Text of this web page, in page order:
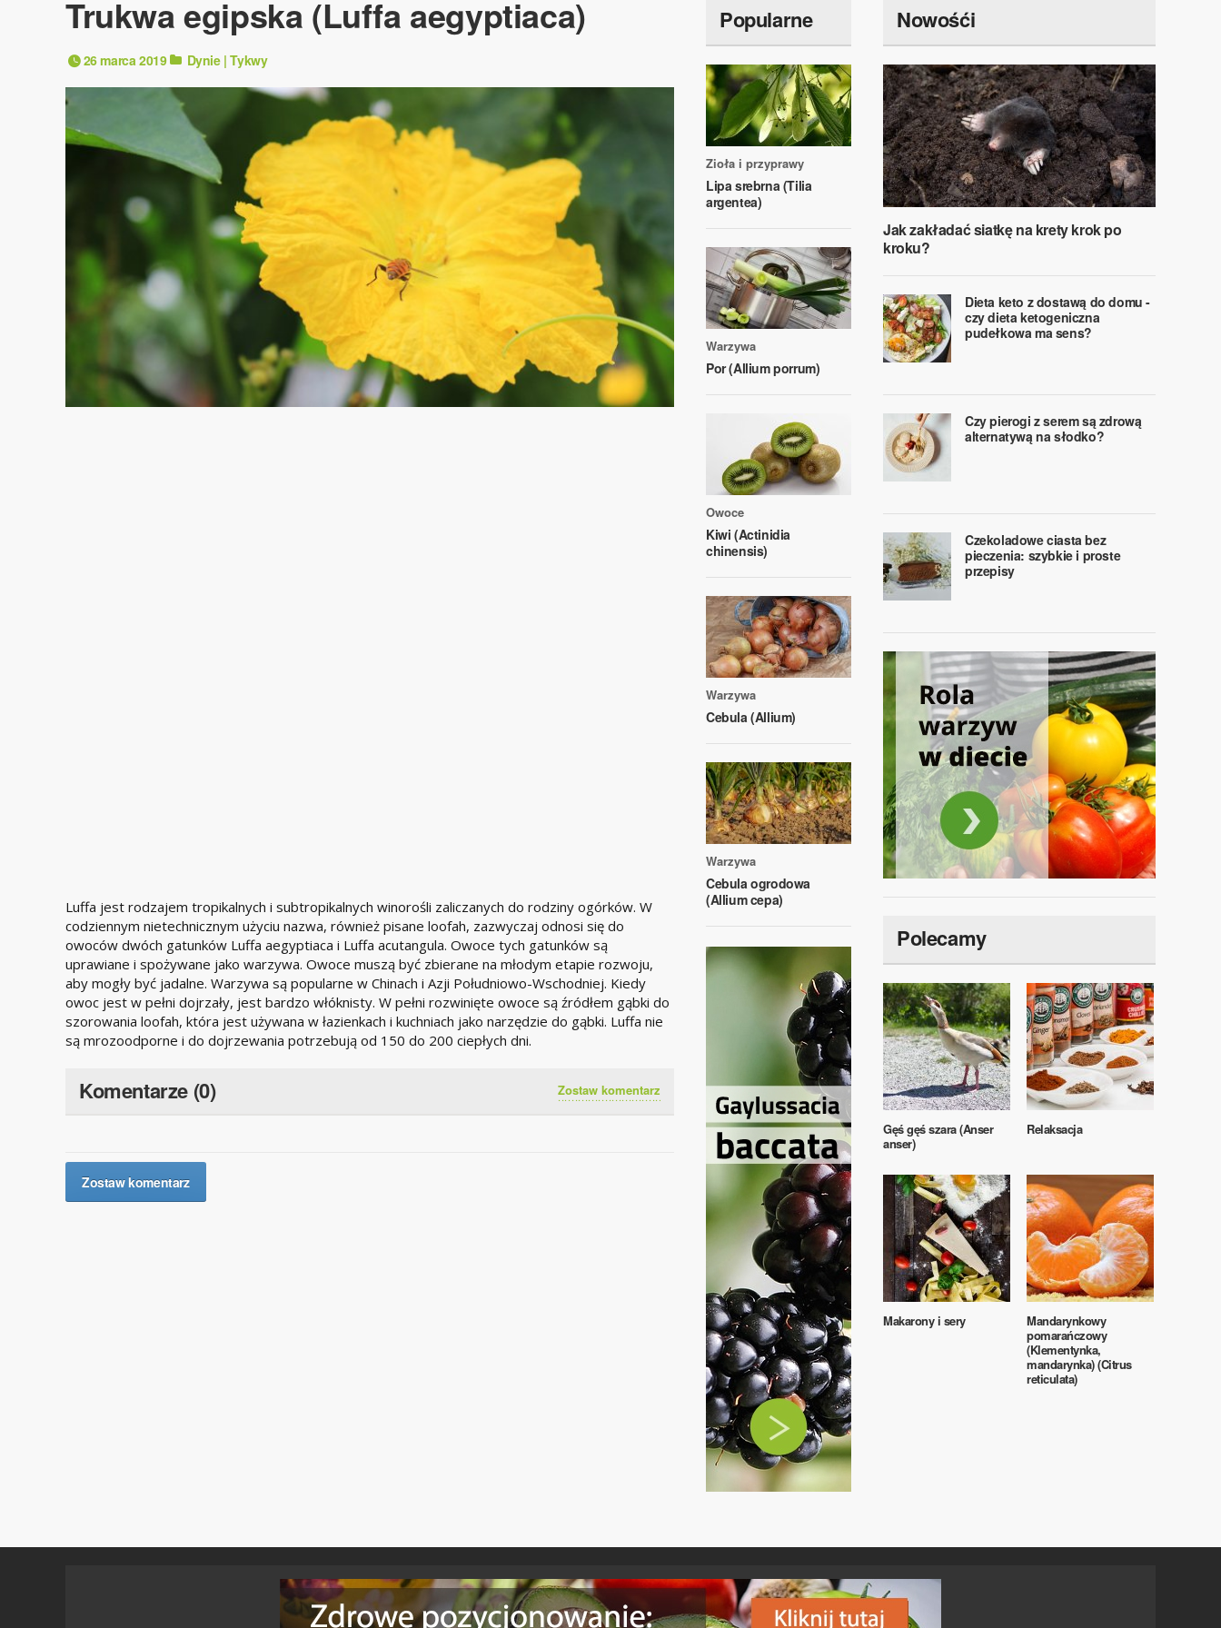
Trukwa egipska (Luffa aegyptiaca)
26 marca 2019 Dynie | Tykwy
Luffa jest rodzajem tropikalnych i subtropikalnych winorośli zaliczanych do rodziny ogórków. W
codziennym nietechnicznym użyciu nazwa, również pisane loofah, zazwyczaj odnosi się do
owoców dwóch gatunków Luffa aegyptiaca i Luffa acutangula. Owoce tych gatunków są
uprawiane i spożywane jako warzywa. Owoce muszą być zbierane na młodym etapie rozwoju,
aby mogły być jadalne. Warzywa są popularne w Chinach i Azji Południowo-Wschodniej. Kiedy
owoc jest w pełni dojrzały, jest bardzo włóknisty. W pełni rozwinięte owoce są źródłem gąbki do
szorowania loofah, która jest używana w łazienkach i kuchniach jako narzędzie do gąbki. Luffa nie
są mrozoodporne i do dojrzewania potrzebują od 150 do 200 ciepłych dni.
Komentarze (0) Zostaw komentarz
Zostaw komentarz
Popularne
Zioła i przyprawy
Lipa srebrna (Tilia
argentea)
Warzywa
Por (Allium porrum)
Owoce
Kiwi (Actinidia
chinensis)
Warzywa
Cebula (Allium)
Warzywa
Cebula ogrodowa
(Allium cepa)
Nowośći
Jak zakładać siatkę na krety krok po
kroku?
Dieta keto z dostawą do domu -
czy dieta ketogeniczna
pudełkowa ma sens?
Czy pierogi z serem są zdrową
alternatywą na słodko?
Czekoladowe ciasta bez
pieczenia: szybkie i proste
przepisy
Polecamy
Gęś gęś szara (Anser
anser)
Relaksacja
Makarony i sery
Mandarynkowy
pomarańczowy
(Klementynka,
mandarynka) (Citrus
reticulata)